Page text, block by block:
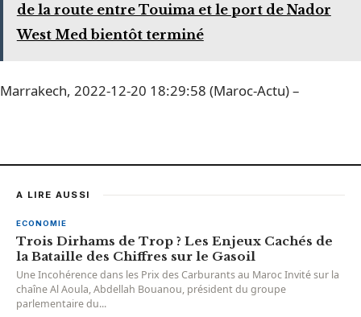
de la route entre Touima et le port de Nador
West Med bientôt terminé
Marrakech, 2022-12-20 18:29:58 (Maroc-Actu) –
A LIRE AUSSI
ECONOMIE
Trois Dirhams de Trop ? Les Enjeux Cachés de
la Bataille des Chiffres sur le Gasoil
Une Incohérence dans les Prix des Carburants au Maroc Invité sur la
chaîne Al Aoula, Abdellah Bouanou, président du groupe
parlementaire du...